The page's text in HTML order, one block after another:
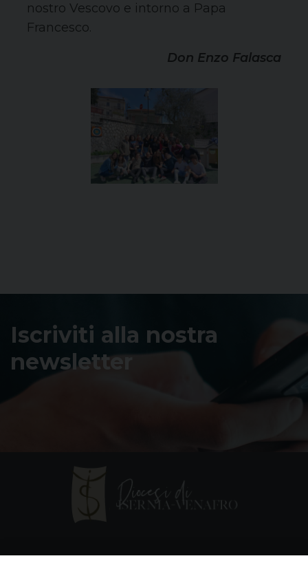
nostro Vescovo e intorno a Papa
Francesco.
Don Enzo Falasca
Iscriviti alla nostra
newsletter